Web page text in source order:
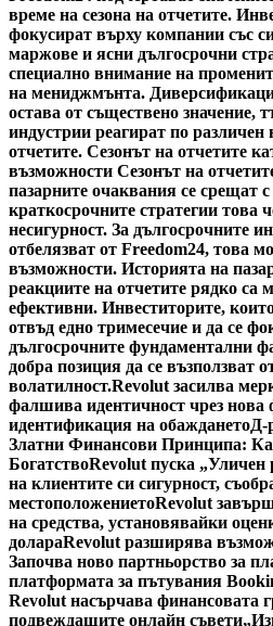
време на сезона на отчетите.
фокусират върху компании със
маржове и ясни дългосрочни
специално внимание на
на мениджмънта.
остава от съществено значение,
индустрии реагират по различен
отчетите. Сезонът на отчетите
възможности Сезонът на
пазарните очаквания се срещат с
краткосрочните стратегии това
несигурност. За дългосрочните
отбелязват от Freedom24, това
възможности. Историята на
реакциите на отчетите рядко са
ефективни. Инвеститорите,
отвъд едно тримесечие и да се
дългосрочните фундаментални
добра позиция да се възползват
волатилност.Revolut засилва
фалшива идентичност чрез нова
идентификация на обажданетоД-
Златни Финансови Принципа:
БогатствоRevolut пуска „Уличен
на клиентите си сигурност,
местоположениетоRevolut
на средства, установявайки
долараRevolut разширява
Започва ново партньорство за
платформата за пътувания
Revolut насърчава финансовата
подвеждащите онлайн съвети